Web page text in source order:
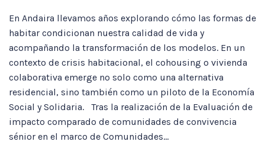
En Andaira llevamos años explorando cómo las formas de
habitar condicionan nuestra calidad de vida y
acompañando la transformación de los modelos. En un
contexto de crisis habitacional, el cohousing o vivienda
colaborativa emerge no solo como una alternativa
residencial, sino también como un piloto de la Economía
Social y Solidaria. Tras la realización de la Evaluación de
impacto comparado de comunidades de convivencia
sénior en el marco de Comunidades...